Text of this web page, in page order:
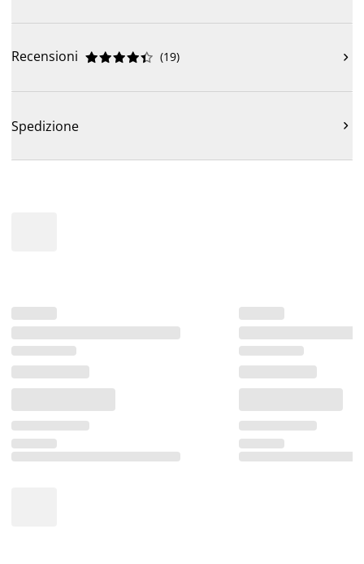
Recensioni 




 (19) 
Spedizione 